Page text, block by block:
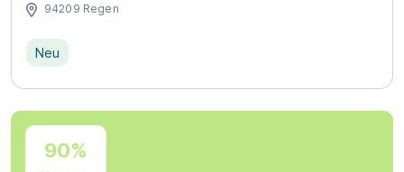
94209 Regen
Neu
90%